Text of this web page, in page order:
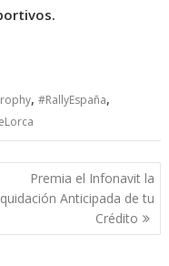
,#RallyEspaña,
Premia el Infonavit la
Anticipada de tu
Crédito